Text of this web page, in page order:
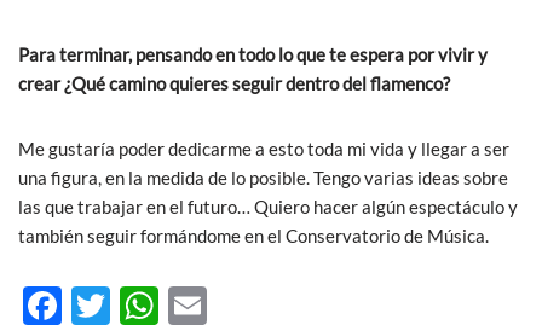
Para terminar, pensando en todo lo que te espera por vivir y
crear ¿Qué camino quieres seguir dentro del flamenco?
Me gustaría poder dedicarme a esto toda mi vida y llegar a ser
una figura, en la medida de lo posible. Tengo varias ideas sobre
las que trabajar en el futuro… Quiero hacer algún espectáculo y
también seguir formándome en el Conservatorio de Música.
F
T
W